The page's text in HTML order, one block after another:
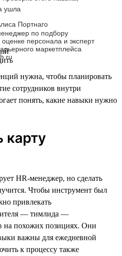
ушла
Портнаго
по подбору
оценке персонала и эксперт
маркетплейса
нужна, чтобы планировать
сотрудников внутри
понять, какие навыки нужно
карту
HR-менеджер, но сделать
Чтобы инструмент был
привлекать
— тимлида —
на похожих позициях. Они
важны для ежедневной
к процессу также